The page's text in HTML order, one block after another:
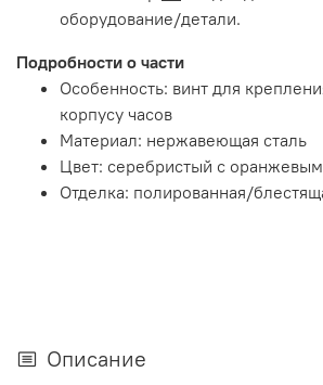
оборудование/детали.
Подробности о части
Особенность: винт для
корпусу часов
Материал: нержавеющая сталь
Цвет: серебристый с
Отделка: полированная/
Описание